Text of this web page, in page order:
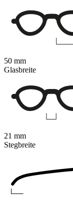
50 mm
Glasbreite
21 mm
Stegbreite